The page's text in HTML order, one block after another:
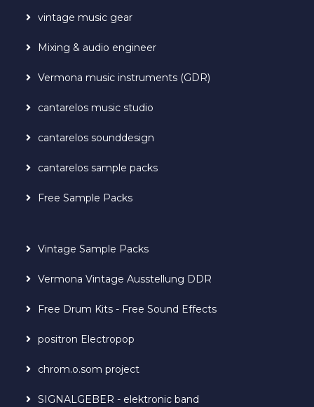
vintage music gear
Mixing & audio engineer
Vermona music instruments (GDR)
cantarelos music studio
cantarelos sounddesign
cantarelos sample packs
Free Sample Packs
Vintage Sample Packs
Vermona Vintage Ausstellung DDR
Free Drum Kits - Free Sound Effects
positron Electropop
chrom.o.som project
SIGNALGEBER - elektronic band